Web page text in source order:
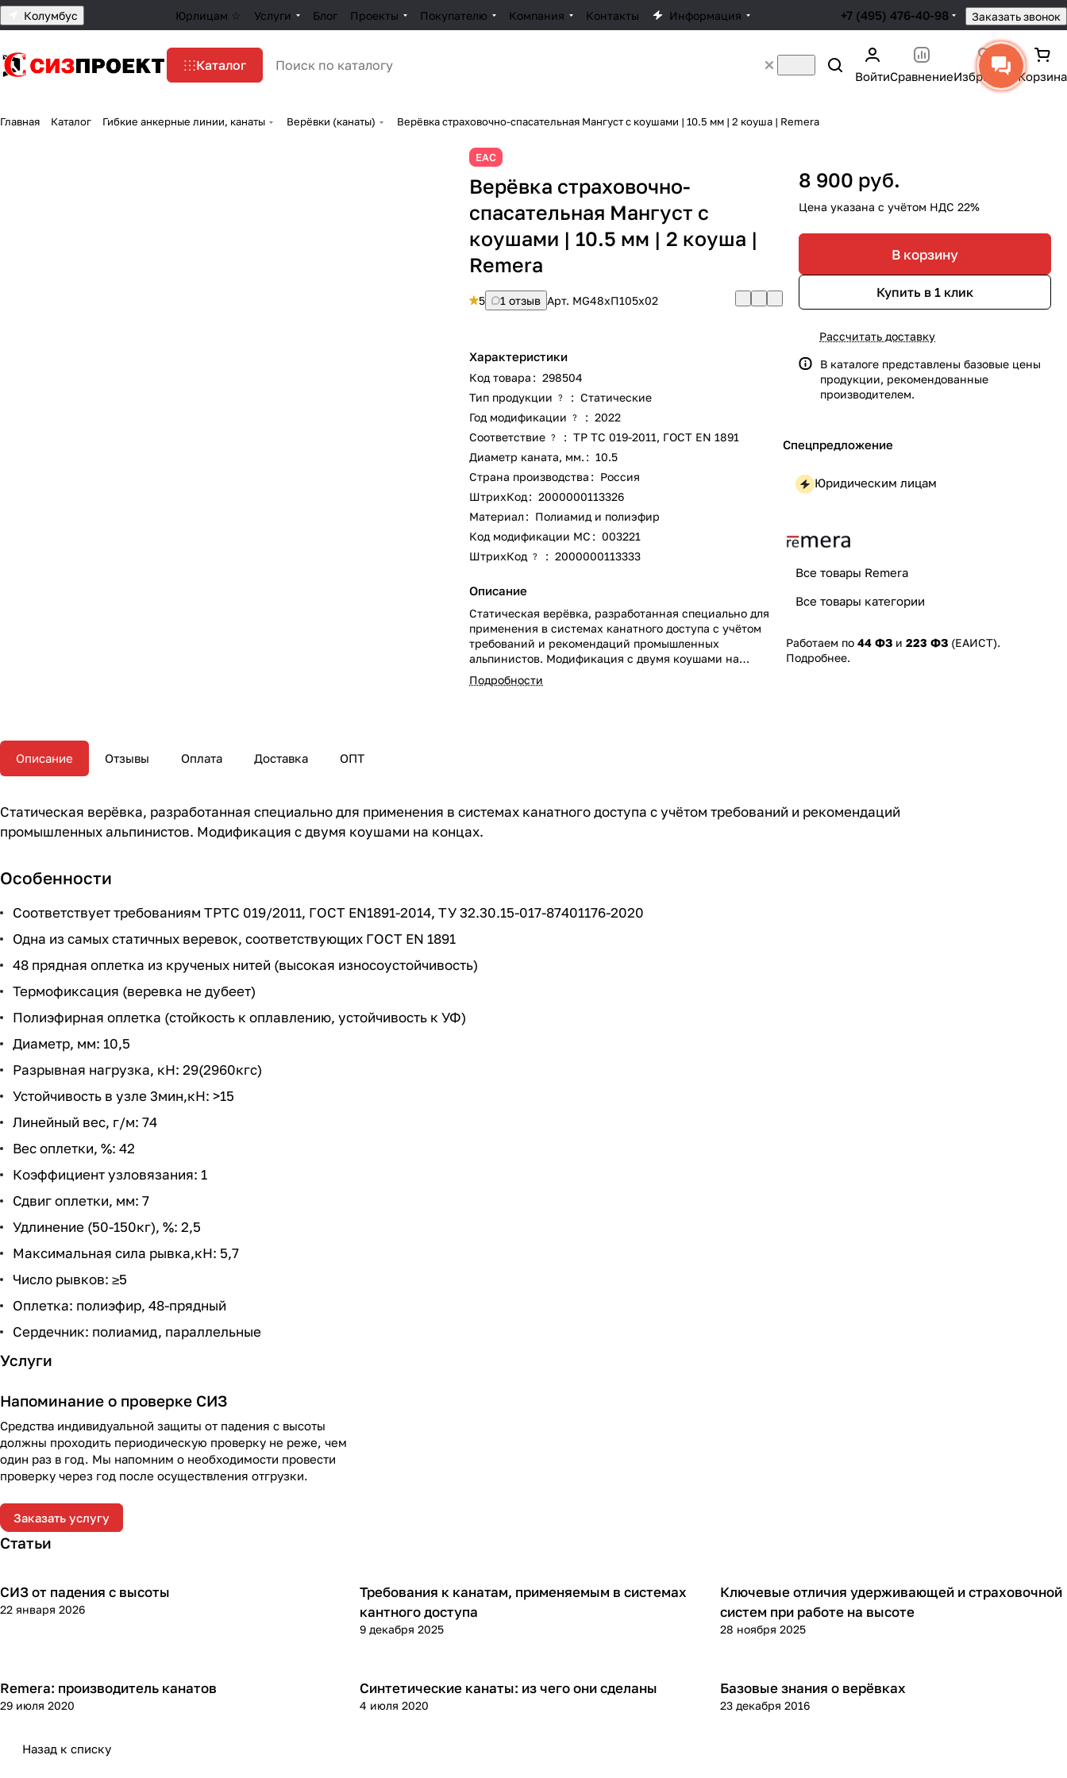
Колумбус Юрлицам ☆ Услуги Блог Проекты Покупателю Компания Контакты Информация +7 (495) 476-40-98 Заказать звонок
Каталог
ВойтиСравнениеИзбранное Корзина
Главная Каталог Гибкие анкерные линии, канаты Верёвки (канаты) Верёвка страховочно-спасательная Мангуст с коушами | 10.5 мм | 2 коуша | Remera
ЕАС
Верёвка страховочно-
спасательная Мангуст с
коушами | 10.5 мм | 2 коуша |
Remera
5 1 отзыв Арт. MG48хП105x02
Характеристики
Код товара : 298504
Тип продукции
? : Статические
Год модификации
? : 2022
Соответствие ? : ТР ТС 019-2011, ГОСТ EN 1891
Диаметр каната, мм. : 10.5
Страна производства : Россия
ШтрихКод: 2000000113326
Материал : Полиамид и полиэфир
Код модификации МС : 003221
ШтрихКод ? : 2000000113333
Описание
Статическая верёвка, разработанная специально для
применения в системах канатного доступа с учётом
требований и рекомендаций промышленных
альпинистов. Модификация с двумя коушами на
концах.
Подробности
8 900 руб.
Цена указана с учётом НДС 22%
В корзину
Купить в 1 клик
Рассчитать доставку
В каталоге представлены базовые цены
продукции, рекомендованные
производителем.
Спецпредложение
Юридическим лицам
Все товары Remera
Все товары категории
Работаем по 44 ФЗ и 223 ФЗ (ЕАИСТ).
Подробнее.
Описание Отзывы Оплата Доставка ОПТ
Статическая верёвка, разработанная специально для применения в системах канатного доступа с учётом требований и рекомендаций
промышленных альпинистов. Модификация с двумя коушами на концах.
Особенности
Соответствует требованиям ТРТС 019/2011, ГОСТ EN1891-2014, ТУ 32.30.15-017-87401176-2020
Одна из самых статичных веревок, соответствующих ГОСТ EN 1891
48 прядная оплетка из крученых нитей (высокая износоустойчивость)
Термофиксация (веревка не дубеет)
Полиэфирная оплетка (стойкость к оплавлению, устойчивость к УФ)
Диаметр, мм: 10,5
Разрывная нагрузка, кН: 29(2960кгс)
Устойчивость в узле 3мин,кН: >15
Линейный вес, г/м: 74
Вес оплетки, %: 42
Коэффициент узловязания: 1
Сдвиг оплетки, мм: 7
Удлинение (50-150кг), %: 2,5
Максимальная сила рывка,кН: 5,7
Число рывков: ≥5
Оплетка: полиэфир, 48-прядный
Сердечник: полиамид, параллельные
Услуги
Напоминание о проверке СИЗ
Средства индивидуальной защиты от падения с высоты
должны проходить периодическую проверку не реже, чем
один раз в год. Мы напомним о необходимости провести
проверку через год после осуществления отгрузки.
Заказать услугу
Статьи
Теория
СИЗ от падения с высоты
22 января 2026
Теория
Требования к канатам, применяемым в системах
кантного доступа
9 декабря 2025
Теория
Ключевые отличия удерживающей и страховочной
систем при работе на высоте
28 ноября 2025
Анонсы, новинки, обзоры
Remera: производитель канатов
29 июля 2020
Теория
Синтетические канаты: из чего они сделаны
4 июля 2020
Теория
Базовые знания о верёвках
23 декабря 2016
Назад к списку